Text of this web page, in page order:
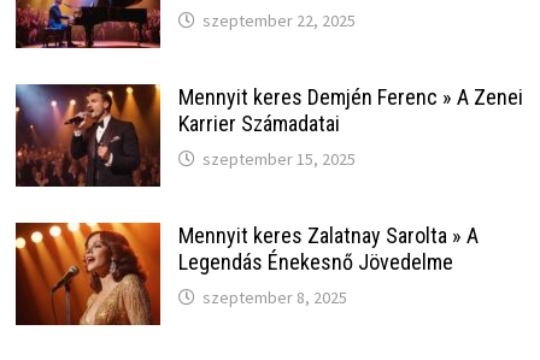
szeptember 22, 2025
Mennyit keres Demjén Ferenc » A Zenei
Karrier Számadatai
szeptember 15, 2025
Mennyit keres Zalatnay Sarolta » A
Legendás Énekesnő Jövedelme
szeptember 8, 2025